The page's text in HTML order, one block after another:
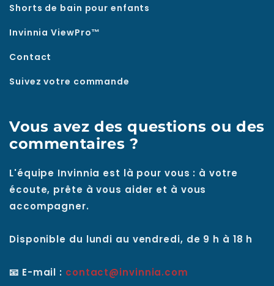
Shorts de bain pour enfants
Invinnia ViewPro™
Contact
Suivez votre commande
Vous avez des questions ou des
commentaires ?
L'équipe Invinnia est là pour vous : à votre
écoute, prête à vous aider et à vous
accompagner.
Disponible du lundi au vendredi, de 9 h à 18 h
📧 E-mail : contact@invinnia.com